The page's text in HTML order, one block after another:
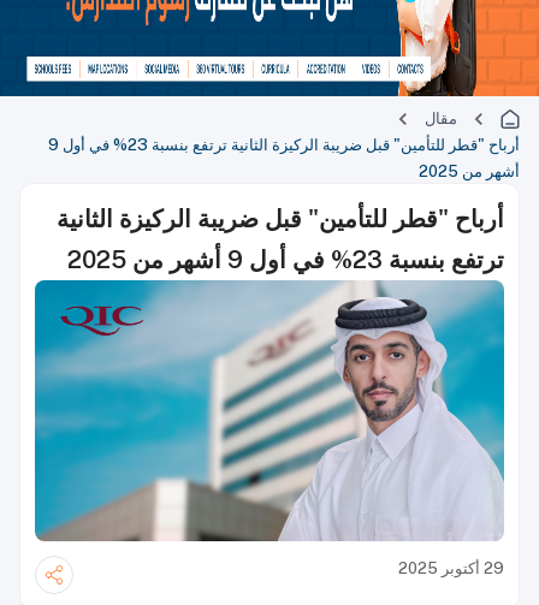
مقال
أرباح "قطر للتأمين" قبل ضريبة الركيزة الثانية ترتفع بنسبة 23% في أول 9
أشهر من 2025
أرباح "قطر للتأمين" قبل ضريبة الركيزة الثانية
ترتفع بنسبة 23% في أول 9 أشهر من 2025
29 أكتوبر 2025